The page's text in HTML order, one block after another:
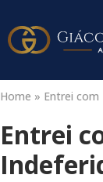
Home » Entrei com
Entrei